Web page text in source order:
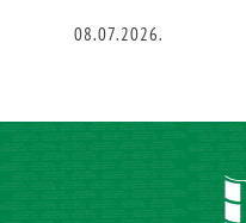
08.07.2026.